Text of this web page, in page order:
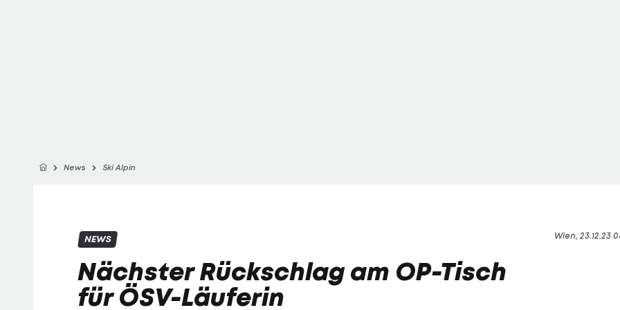
News Ski Alpin
Wien, 23.12.23
NEWS
Nächster Rückschlag am OP-Tisch
für ÖSV-Läuferin